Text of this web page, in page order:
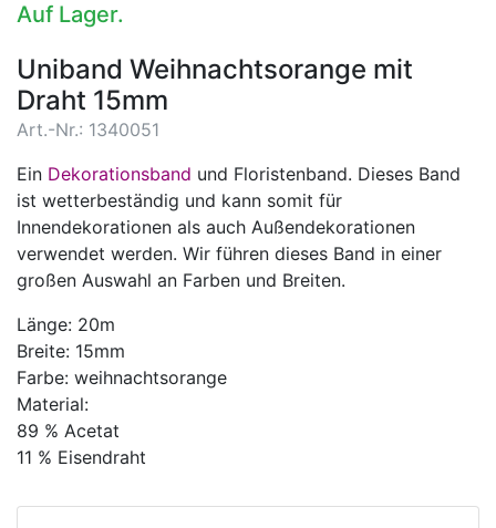
Auf Lager.
Uniband Weihnachtsorange mit
Draht 15mm
Art.-Nr.: 1340051
Ein Dekorationsband und Floristenband. Dieses Band
ist wetterbeständig und kann somit für
Innendekorationen als auch Außendekorationen
verwendet werden. Wir führen dieses Band in einer
großen Auswahl an Farben und Breiten.
Länge: 20m
Breite: 15mm
Farbe: weihnachtsorange
Material:
89 % Acetat
11 % Eisendraht